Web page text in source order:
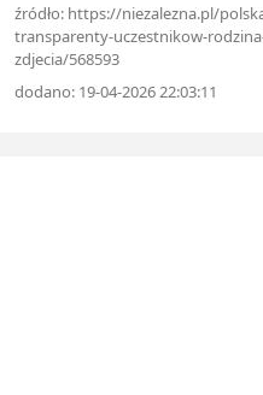
źródło: https://niezalezna.pl/
transparenty-uczestnikow-
zdjecia/568593
dodano: 19-04-2026 22:03:11